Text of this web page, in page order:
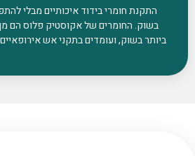
התקנת חומרי בידוד איכותיים מבלי
בשוק. החומרים של אקוסטיק פלוס הם מן
ביותר בשוק, ועומדים בתקני אש